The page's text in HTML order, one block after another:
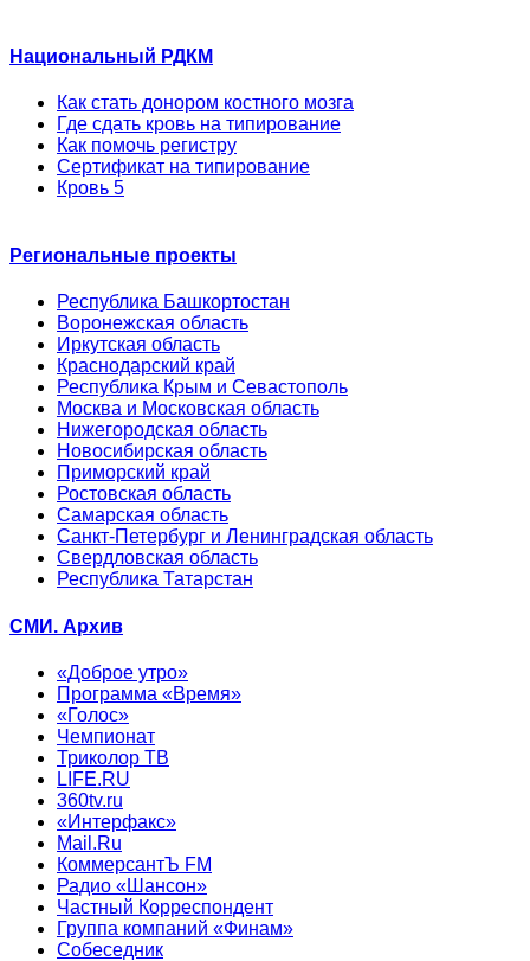
Национальный РДКМ
Как стать донором костного мозга
Где сдать кровь на типирование
Как помочь регистру
Сертификат на типирование
Кровь 5
Региональные проекты
Республика Башкортостан
Воронежская область
Иркутская область
Краснодарский край
Республика Крым и Севастополь
Москва и Московская область
Нижегородская область
Новосибирская область
Приморский край
Ростовская область
Самарская область
Санкт-Петербург и Ленинградская область
Свердловская область
Республика Татарстан
СМИ. Архив
«Доброе утро»
Программа «Время»
«Голос»
Чемпионат
Триколор ТВ
LIFE.RU
360tv.ru
«Интерфакс»
Mail.Ru
КоммерсантЪ FM
Радио «Шансон»
Частный Корреспондент
Группа компаний «Финам»
Собеседник